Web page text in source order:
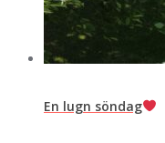
En lugn söndag